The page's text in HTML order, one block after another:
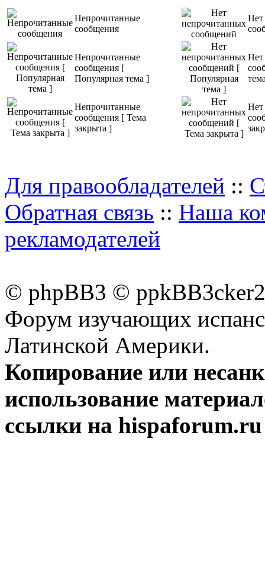
Непрочитанные
сообщения
Нет
Непрочитанные
сообщения [
Популярная тема ]
Нет
Непрочитанные
сообщения [ Тема
закрыта ]
Нет
Для правообладателей ::
Обратная связь :: Наша
рекламодателей
© phpBB3 ©
Форум изучающих
Латинской Америки.
Копирование или
использование
ссылки на hispaforum.ru